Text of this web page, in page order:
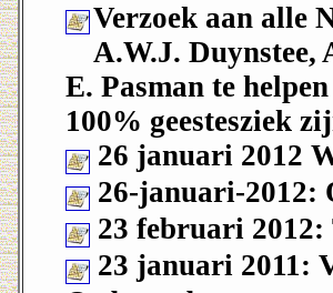
Verzoek aan alle
A.W.J. Duynstee,
E. Pasman te
100% geestesziek
26 januari 2012
26-januari-2012:
23 februari 2012:
23 januari 2011: